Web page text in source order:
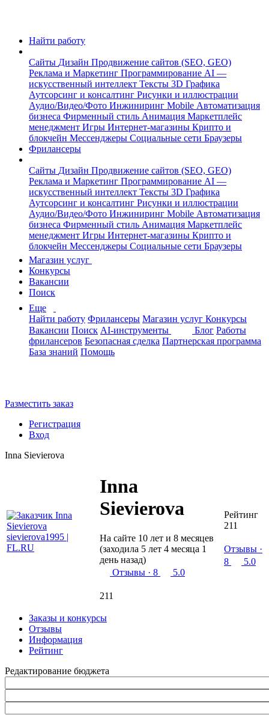
Найти работу
Сайты Дизайн Продвижение сайтов (SEO, GEO)
Реклама и Маркетинг Программирование AI —
искусственный интеллект Тексты 3D Графика
Аутсорсинг и консалтинг Рисунки и иллюстрации
Аудио/Видео/Фото Инжиниринг Mobile Автоматизация
бизнеса Фирменный стиль Анимация Маркетплейс
менеджмент Игры Интернет-магазины Крипто и
блокчейн Мессенджеры Социальные сети Браузеры
Фрилансеры
Сайты Дизайн Продвижение сайтов (SEO, GEO)
Реклама и Маркетинг Программирование AI —
искусственный интеллект Тексты 3D Графика
Аутсорсинг и консалтинг Рисунки и иллюстрации
Аудио/Видео/Фото Инжиниринг Mobile Автоматизация
бизнеса Фирменный стиль Анимация Маркетплейс
менеджмент Игры Интернет-магазины Крипто и
блокчейн Мессенджеры Социальные сети Браузеры
Магазин услуг
Конкурсы
Вакансии
Поиск
Еще
Найти работу Фрилансеры Магазин услуг Конкурсы
Вакансии Поиск AI-инструменты Блог Работы
фрилансеров Безопасная сделка Партнерская программа
База знаний Помощь
Разместить заказ
Регистрация
Вход
Inna Sievierova
Inna
Sievierova
На сайте 10 лет и 8 месяцев
(заходила 5 лет 4 месяца 1
день назад)
Отзывы · 8 5.0
211
Рейтинг
211
Отзывы ·
8
5.0
Заказы и конкурсы
Отзывы
Информация
Рейтинг
Редактирование бюджета